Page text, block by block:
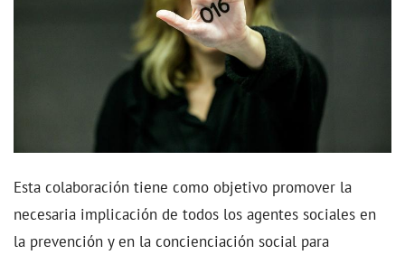
Esta colaboración tiene como objetivo promover la
necesaria implicación de todos los agentes sociales en
la prevención y en la concienciación social para